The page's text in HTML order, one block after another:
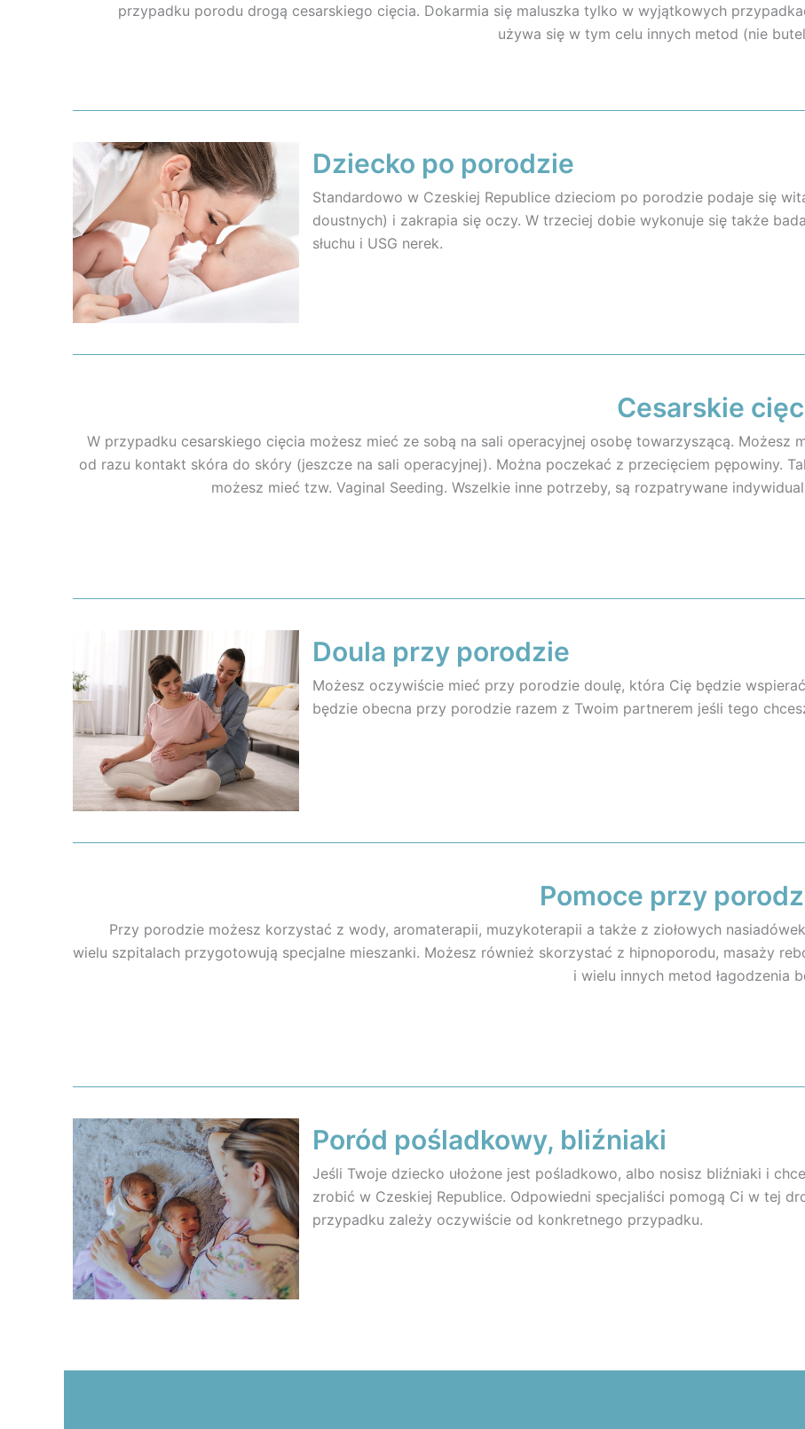
przypadku porodu drogą cesarskiego cięcia. Dokarmia się maluszka tylko w wyjątkowych
używa się w tym celu innych metod (nie
Dziecko po porodzie
Standardowo w Czeskiej Republice dzieciom po porodzie podaje się
doustnych) i zakrapia się oczy. W trzeciej dobie wykonuje się także
słuchu i USG nerek.
Cesarskie
W przypadku cesarskiego cięcia możesz mieć ze sobą na sali operacyjnej osobę towarzyszącą. Możesz
od razu kontakt skóra do skóry (jeszcze na sali operacyjnej). Można poczekać z przecięciem pępowiny.
możesz mieć tzw. Vaginal Seeding. Wszelkie inne potrzeby, są rozpatrywane
Doula przy porodzie
Możesz oczywiście mieć przy porodzie doulę, która Cię będzie
będzie obecna przy porodzie razem z Twoim partnerem jeśli tego
Pomoce przy
Przy porodzie możesz korzystać z wody, aromaterapii, muzykoterapii a także z ziołowych
wielu szpitalach przygotowują specjalne mieszanki. Możesz również skorzystać z hipnoporodu, masaży
i wielu innych metod łagodzenia
Poród pośladkowy, bliźniaki
Jeśli Twoje dziecko ułożone jest pośladkowo, albo nosisz bliźniaki i
zrobić w Czeskiej Republice. Odpowiedni specjaliści pomogą Ci w tej
przypadku zależy oczywiście od konkretnego przypadku.